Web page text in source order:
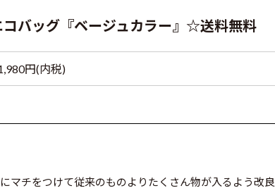
コバッグ『ベージュカラー』☆送料無料
円(内税)
マチをつけて従来のものよりたくさん物が入るよう改良